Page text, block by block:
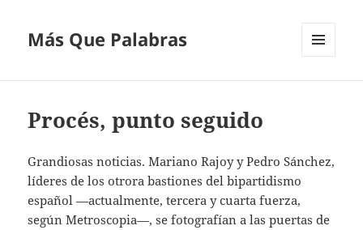
Más Que Palabras
Procés, punto seguido
Grandiosas noticias. Mariano Rajoy y Pedro Sánchez,
líderes de los otrora bastiones del bipartidismo
español —actualmente, tercera y cuarta fuerza,
según Metroscopia—, se fotografían a las puertas de